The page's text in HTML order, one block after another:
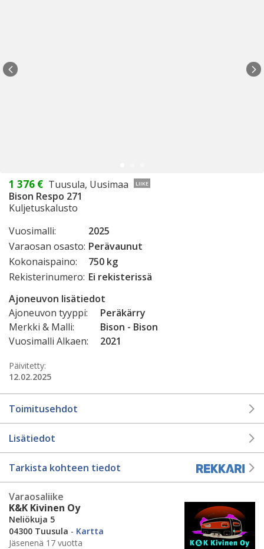
1 376 € Tuusula, Uusimaa LIIKE
Bison Respo 271
Kuljetuskalusto
Vuosimalli:
2025
Varaosan osasto: Perävaunut
Kokonaispaino:
750 kg
Rekisterinumero: Ei rekisterissä
Ajoneuvon lisätiedot
Ajoneuvon tyyppi:
Peräkärry
Merkki & Malli:
Bison - Bison
Vuosimalli Alkaen:
2021
Päivitetty:
12.02.2025
Toimitusehdot
Lisätiedot
Tarkista kohteen tiedot
Varaosaliike
K&K Kivinen Oy
Neliökuja 5
04300 Tuusula - Kartta
Jäsenenä 17 vuotta